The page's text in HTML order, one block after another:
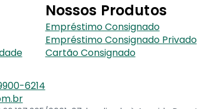
6214
Nossos Produtos
Empréstimo Consignado
Empréstimo Consignado Privado
Cartão Consignado